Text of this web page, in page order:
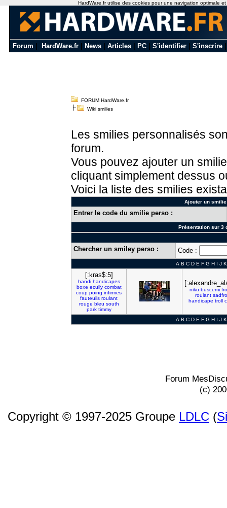
Forum HardWare.fr News Articles PC S'identifier S'inscrire
FORUM HardWare.fr
Wiki smilies
Les smilies personnalisés
forum.
Vous pouvez ajouter un
cliquant simplement dessus
Voici la liste des smilies
Ajouter un
Entrer le code du smilie perso :
Présentation sur 3
Chercher un smiley perso : Code :
A B C D E F G H I J K
[:kras$:5]
handi handicapes
boxe ecully combat
coup poing infirmes
fauteuils roulant
rouge bleu south
park timmy
niku buscemi
roulant
handicape troll
A B C D E F G H I J K
Forum
(c)
Copyright © 1997-2025 Groupe LDLC (
HardWare.fr utilise des cookies pour une navigation optimale